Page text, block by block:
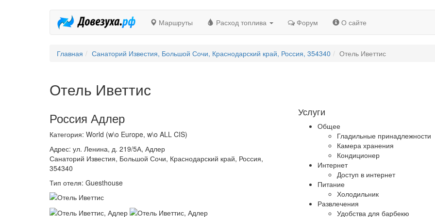
Маршруты Расход топлива Форум О сайте
Главная Санаторий Известия, Большой Сочи, Краснодарский край, Россия, 354340 Отель Иветтис
Отель Иветтис
Россия Адлер
Категория: World (w\o Europe, w\o ALL CIS)
Адрес: ул. Ленина, д. 219/5А, Адлер
Санаторий Известия, Большой Сочи, Краснодарский край, Россия,
354340
Тип отеля: Guesthouse
Услуги
Общее
Гладильные принадлежности
Камера хранения
Кондиционер
Интернет
Доступ в интернет
Питание
Холодильник
Развлечения
Удобства для барбекю